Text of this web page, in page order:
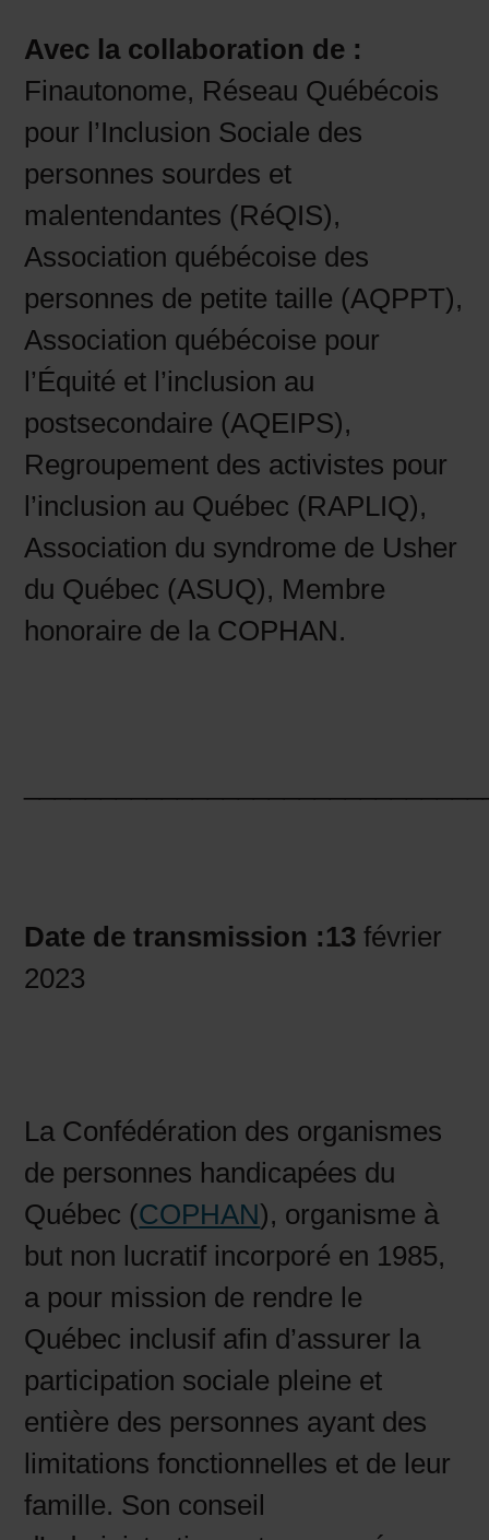
Avec la collaboration de :
Finautonome, Réseau Québécois
pour l’Inclusion Sociale des
personnes sourdes et
malentendantes (RéQIS),
Association québécoise des
personnes de petite taille (AQPPT),
Association québécoise pour
l’Équité et l’inclusion au
postsecondaire (AQEIPS),
Regroupement des activistes pour
l’inclusion au Québec (RAPLIQ),
Association du syndrome de Usher
du Québec (ASUQ), Membre
honoraire de la COPHAN.
Date de transmission :13 février
2023
La Confédération des organismes
de personnes handicapées du
Québec (COPHAN), organisme à
but non lucratif incorporé en 1985,
a pour mission de rendre le
Québec inclusif afin d’assurer la
participation sociale pleine et
entière des personnes ayant des
limitations fonctionnelles et de leur
famille. Son conseil